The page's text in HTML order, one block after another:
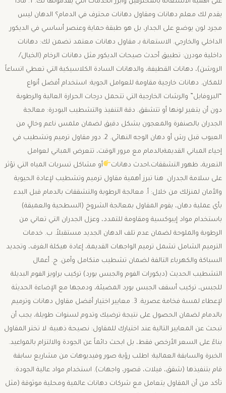
يقدم لك معلم دهانات ومقاول دهانات محترف في الدمام؟ ​الدهان ليس
مجرد لون يوضع على الجدار، بل هو طبقة حماية وعنصر أساسي في الديكور
الداخلي والخارجي. الاستعانة بـ مقاول دهانات معتمد تضمن لك: ​دهانات
داخلية مودرن: تطبيق أحدث صيحات الديكور مثل دهانات الرخام (الخيال/
الروشن)، دهانات القطيفة، والدهانات السادة الكلاسيكية التي تعطي اتساعاً
للمكان. ​دهانات خارجية مقاومة للعوامل الجوية: استخدام أفضل أنواع
“البروفايل” والرشات الخارجية التي تتحمل درجات الحرارة العالية والرطوبة
دون أن يتغير لونها أو تتشقق. ​دقة التنفيذ والتشطيب البودرة: معالجة
الجدران بالصنفرة والمعجون بشكل دقيق لضمان ملمس ناعم وخالٍ من
العيوب قبل رش أو دهان الوجه النهائي. ​2. دور مقاول ترميم وتشطيب في
إحياء المباني القديمةبالدمام ​مع مرور الوقت، تتعرض المباني لعوامل
التعرية، ظهور التشققات،احدث دهانات
أو مشاكل تسربات المياه التي تؤثر
على سلامة الجدران. هنا تبرز أهمية مقاول ترميم وتشطيب لإعادة الحيوية
والأمان لمنزلك من خلال: ​أ. معالجة الرطوبة والتشققات بالدمام ​قبل البدء
بأي عملية دهان، يقوم المقاول بمعالجة الشروخ (السطحية والعميقة)
باستخدام مواد إيبوكسية ومقاومة للتمدد، وعزل الجدران التي تعاني من
الرطوبة والملوحة لضمان عدم تلف الدهان الجديد مستقبلاً. ​ب. خدمات
الترميم الشامل ​تشمل ترميم الواجهات القديمة، إعادة هيكلة الغرف، وتجديد
السباكة والكهرباء التالفة لضمان تشطيب متكامل وآمن. ​ج. أعمال
التشطيب الحديث (ديكورات الفوم والجبس بورد) ​تركيب براويز الفوم البديلة
للجبس، تركيب أسقف الجبس بورد المضيئة، ودمجها مع الإضاءة الحديثة
لإعطاء لمسة فخامة عصرية. ​3. معايير اختيار أفضل مقاول دهانات وترميم
بالدمام ​لضمان الحصول على نتيجة ترضيك وتدوم لسنوات طويلة، يجب أن
تبحث عن المعايير التالية عند اختيارك للمقاول: ​نصيحة ذهبية: لا تختر المقاول
بناءً على السعر الأرخص فقط، بل ابحث دائماً عن الجودة والالتزام بالمواعيد. ​
الخبرة والسابقة العمالية: اطلب رؤية صور وفيديوهات من مشاريع سابقة
قام بتنفيذها (شقق، فيلات، قصور، واجهات). ​استخدام مواد عالية الجودة:
تأكد من أن المقاول يتعامل مع شركات دهانات عالمية ومحلية موثوقة (مثل